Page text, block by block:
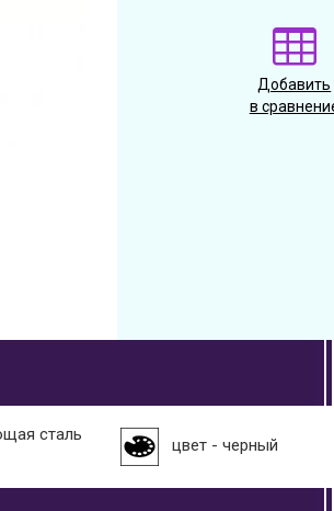
Добавить
в
сталь
цвет - черный